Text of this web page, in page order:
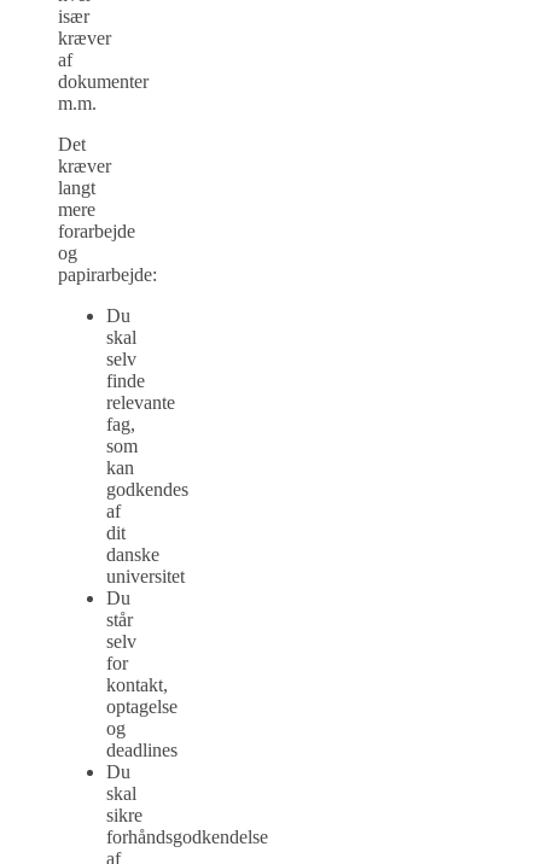
især
kræver
af
dokumenter
m.m.
Det
kræver
langt
mere
forarbejde
og
papirarbejde:
Du
skal
selv
finde
relevante
fag,
som
kan
godkendes
af
dit
danske
universitet
Du
står
selv
for
kontakt,
optagelse
og
deadlines
Du
skal
sikre
forhåndsgodkendelse
af